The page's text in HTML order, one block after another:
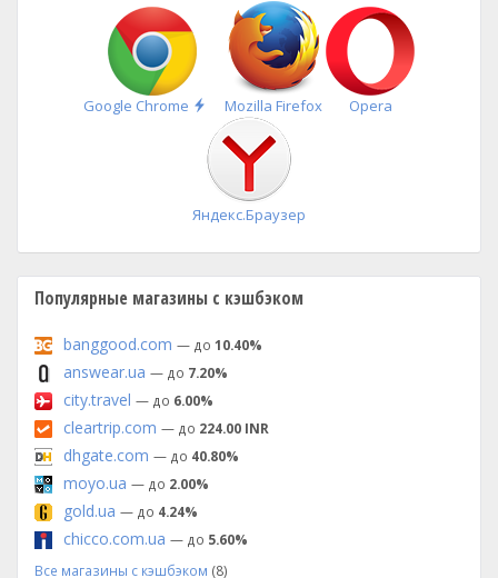
Google Chrome
Быстрая
установка
Mozilla Firefox Opera
Яндекс.Браузер
Популярные магазины с кэшбэком
banggood.com — до 10.40%
answear.ua — до 7.20%
city.travel — до 6.00%
cleartrip.com — до 224.00 INR
dhgate.com — до 40.80%
moyo.ua — до 2.00%
gold.ua — до 4.24%
chicco.com.ua — до 5.60%
Все магазины с кэшбэком (8)